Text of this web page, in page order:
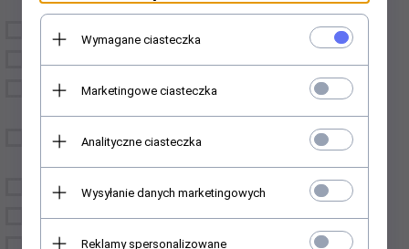
KEPKI FLUFFY LUX
KĘPKI BASIC PRO 2D-
KĘPKI BASIC PRO
KĘPKI LaserCUT
KĘPKI Y i W
KOLORY i BROKATY
Wymagane ciasteczka
Marketingowe ciasteczka
Analityczne ciasteczka
Wysyłanie danych marketingowych
Reklamy spersonalizowane